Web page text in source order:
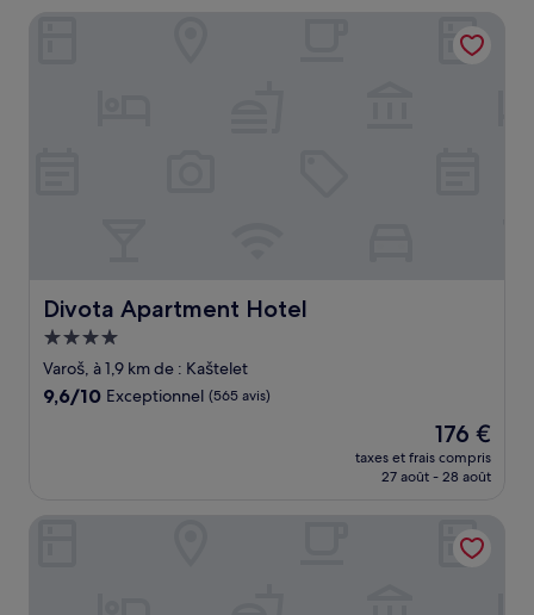
de
426 €
Divota Apartment Hotel
Divota Apartment Hotel
Hébergement
4.0 étoiles
Varoš, à 1,9 km de : Kaštelet
9.6
9,6/10 Exceptionnel (565 avis)
Le
nouveau
prix
de
176 €
176 €
taxes et frais compris
27 août - 28 août